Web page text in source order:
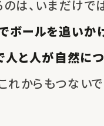
は、 いまだけで
ボールを追いかけ
と人が自然につ
れからもつない